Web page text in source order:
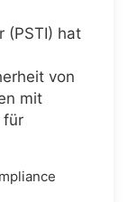
(PSTI) hat
von
mit
für